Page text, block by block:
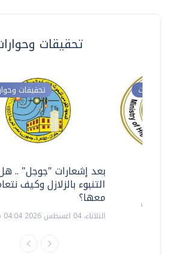
تحقيقات
تحقيقات
بعد إشعارات "جوجل" ..
التنبوء بالزلازل وكيف
معها؟
الثلاثاء، 04 اغسطس 2026 04:04 م
وحوارات